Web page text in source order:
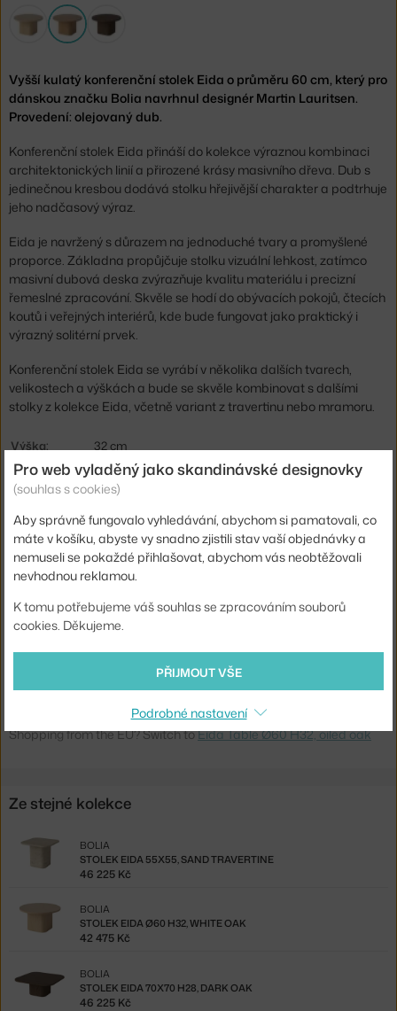
Vyšší kulatý konferenční stolek Eida o průměru 60 cm, který pro
dánskou značku Bolia navrhnul designér Martin Lauritsen.
Provedení: olejovaný dub.
Konferenční stolek Eida přináší do kolekce výraznou kombinaci
architektonických linií a přirozené krásy masivního dřeva. Dub s
jedinečnou kresbou dodává stolku hřejivější charakter a podtrhuje
jeho nadčasový výraz.
Eida je navržený s důrazem na jednoduché tvary a promyšlené
proporce. Základna propůjčuje stolku vizuální lehkost, zatímco
masivní dubová deska zvýrazňuje kvalitu materiálu i precizní
řemeslné zpracování. Skvěle se hodí do obývacích pokojů, čtecích
koutů i veřejných interiérů, kde bude fungovat jako praktický i
výrazný solitérní prvek.
Konferenční stolek Eida se vyrábí v několika dalších tvarech,
velikostech a výškách a bude se skvěle kombinovat s dalšími
stolky z kolekce Eida, včetně variant z travertinu nebo mramoru.
Výška:
32 cm
Průměr:
60 cm
Barva:
světlé dřevo
Materiál:
dubové dřevo
Tvar stolu:
kruh
BOL-03-139-15_00008
Ste zo Slovenska? Prejdite naStolík Eida Ø60 H32, oiled oak
Shopping from the EU? Switch toEida Table Ø60 H32, oiled oak
Ze stejné kolekce
STOLEK EIDA 55X55, SAND TRAVERTINE
BOLIA
46 225 Kč
STOLEK EIDA Ø60 H32, WHITE OAK
BOLIA
42 475 Kč
STOLEK EIDA 70X70 H28, DARK OAK
BOLIA
46 225 Kč
Pro web vyladěný jako skandinávské designovky
(souhlas s cookies)
Aby správně fungovalo vyhledávání, abychom si pamatovali, co
máte v košíku, abyste vy snadno zjistili stav vaší objednávky a
nemuseli se pokaždé přihlašovat, abychom vás neobtěžovali
nevhodnou reklamou.
K tomu potřebujeme váš souhlas se zpracováním souborů
cookies. Děkujeme.
PŘIJMOUT VŠE
Podrobné nastavení